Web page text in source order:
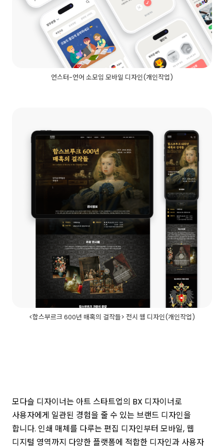
언스터-언어 소모임 모바일 디자인(개인작업)
<합스부르크 600년 매혹의 걸작들> 전시 웹 디자인(개인작업)
모다슬 디자이너는 아트 스타트업의 BX 디자이너로
사용자에게 일관된 경험을 줄 수 있는 브랜드 디자인을
합니다. 인쇄 매체를 다루는 편집 디자인부터 모바일, 웹
디지털 영역까지 다양한 플랫폼에 적합한 디자인과 사용자